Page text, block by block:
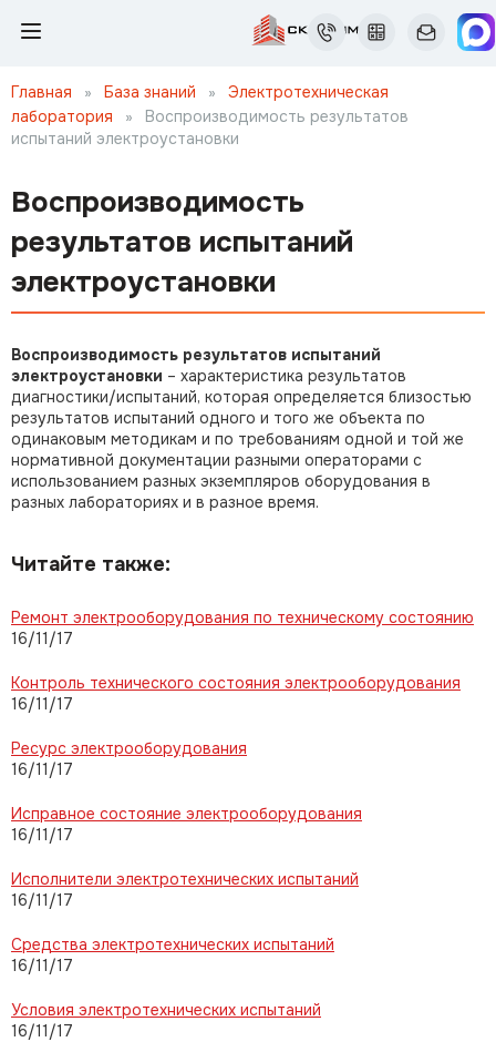
Главная » База знаний »
Электротехническая
лаборатория
»
Воспроизводимость результатов
испытаний электроустановки
Воспроизводимость
результатов испытаний
электроустановки
Воспроизводимость результатов испытаний
электроустановки – характеристика результатов
диагностики/испытаний, которая определяется близостью
результатов испытаний одного и того же объекта по
одинаковым методикам и по требованиям одной и той же
нормативной документации разными операторами с
использованием разных экземпляров оборудования в
разных лабораториях и в разное время.
Читайте также:
Ремонт электрооборудования по техническому состоянию
16/11/17
Контроль технического состояния электрооборудования
16/11/17
Ресурс электрооборудования
16/11/17
Исправное состояние электрооборудования
16/11/17
Исполнители электротехнических испытаний
16/11/17
Средства электротехнических испытаний
16/11/17
Условия электротехнических испытаний
16/11/17